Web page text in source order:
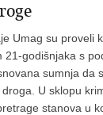
Umag su proveli
21-godišnjaka s
sumnja da
U sklopu
stanova u